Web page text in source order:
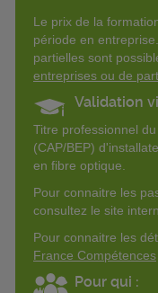
Le prix de la
période en
partielles sont
entreprises ou de
Validation
Titre professionnel
(CAP/BEP)
en fibre optique.
Pour connaitre les
consultez le site
Pour connaitre les
France Compétences
Pour qui :